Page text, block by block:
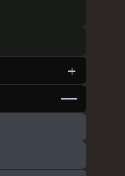
Amerike